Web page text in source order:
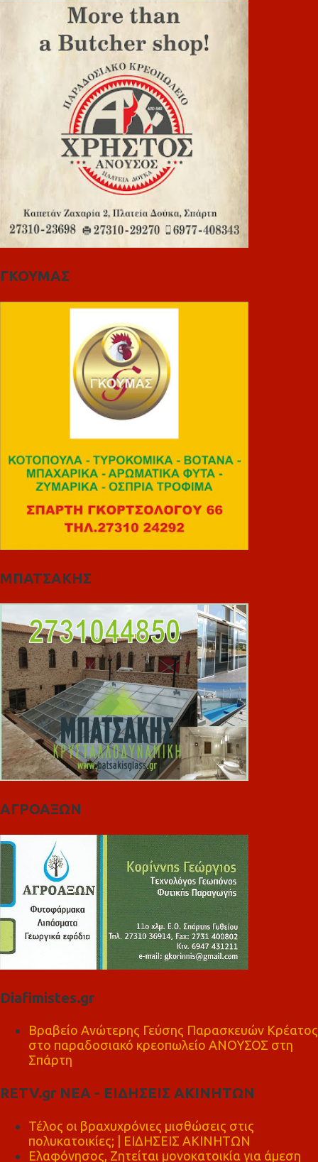
ΓΚΟΥΜΑΣ
ΜΠΑΤΣΑΚΗΣ
ΑΓΡΟΑΞΩΝ
Diafimistes.gr
Βραβείο Ανώτερης Γεύσης Παρασκευών Κρέατος
στο παραδοσιακό κρεοπωλείο ΑΝΟΥΣΟΣ στη
Σπάρτη
RETV.gr ΝΕΑ - ΕΙΔΗΣΕΙΣ ΑΚΙΝΗΤΩΝ
Τέλος οι βραχυχρόνιες μισθώσεις στις
πολυκατοικίες; | ΕΙΔΗΣΕΙΣ ΑΚΙΝΗΤΩΝ
Ελαφόνησος, Ζητείται μονοκατοικία για άμεση